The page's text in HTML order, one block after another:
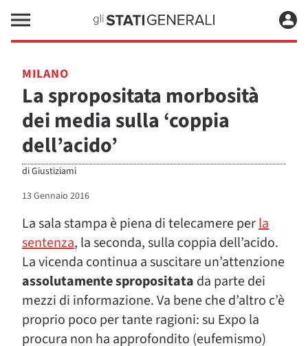
MILANO
La spropositata morbosità
dei media sulla ‘coppia
dell’acido’
diGiustiziami
13 Gennaio 2016
La sala stampa è piena di telecamere perla
sentenza, la seconda, sulla coppia dell’acido.
La vicenda continua a suscitare un’attenzione
assolutamente spropositata da parte dei
mezzi di informazione. Va bene che d’altro c’è
proprio poco per tante ragioni: su Expo la
procura non ha approfondito (eufemismo)